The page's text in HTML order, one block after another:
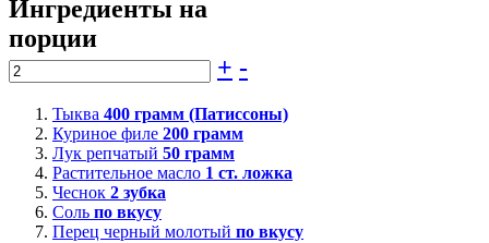
Ингредиенты на
порции
+ -
Тыква 400 грамм (Патиссоны)
Куриное филе 200 грамм
Лук репчатый 50 грамм
Растительное масло 1 ст. ложка
Чеснок 2 зубка
Соль по вкусу
Перец черный молотый по вкусу